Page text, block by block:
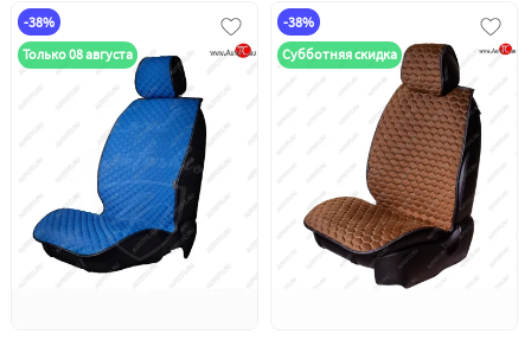
-38%
Только 08 августа
-38%
Субботняя скидка